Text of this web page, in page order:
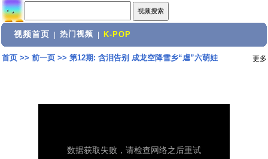
视频首页 热门视频 K-POP
首页>> 前一页>> 第12期: 含泪告别 成龙空降雪乡“虐”六萌娃 更多